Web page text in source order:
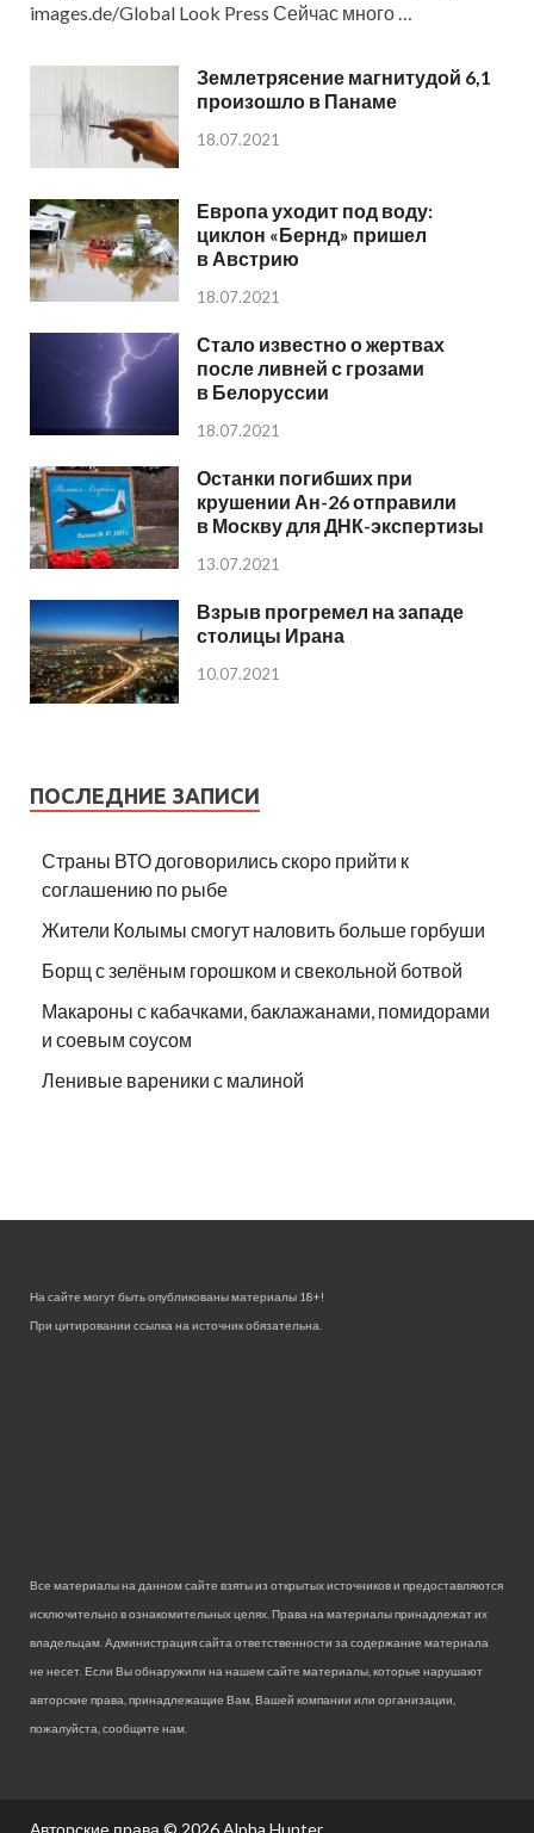
images.de/Global Look Press Сейчас много …
Землетрясение магнитудой 6,1
произошло в Панаме
18.07.2021
Европа уходит под воду:
циклон «Бернд» пришел
в Австрию
18.07.2021
Стало известно о жертвах
после ливней с грозами
в Белоруссии
18.07.2021
Останки погибших при
крушении Ан-26 отправили
в Москву для ДНК-экспертизы
13.07.2021
Взрыв прогремел на западе
столицы Ирана
10.07.2021
ПОСЛЕДНИЕ ЗАПИСИ
Страны ВТО договорились скоро прийти к
соглашению по рыбе
Жители Колымы смогут наловить больше горбуши
Борщ с зелёным горошком и свекольной ботвой
Макароны с кабачками, баклажанами, помидорами
и соевым соусом
Ленивые вареники с малиной
На сайте могут быть опубликованы материалы 18+!
При цитировании ссылка на источник обязательна.
Все материалы на данном сайте взяты из открытых источников и предоставляются
исключительно в ознакомительных целях. Права на материалы принадлежат их
владельцам. Администрация сайта ответственности за содержание материала
не несет. Если Вы обнаружили на нашем сайте материалы, которые нарушают
авторские права, принадлежащие Вам, Вашей компании или организации,
пожалуйста, сообщите нам.
Авторские права © 2026 Alpha Hunter.